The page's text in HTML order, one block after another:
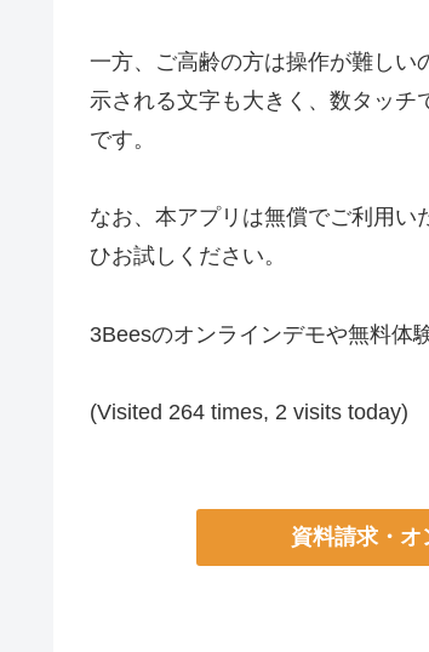
一方、ご高齢の方は操作が難しい
示される文字も大きく、数タッチ
です。
なお、本アプリは無償でご利用
ひお試しください。
3Beesのオンラインデモや無料体
(Visited 264 times, 2 visits today)
資料請求・オ